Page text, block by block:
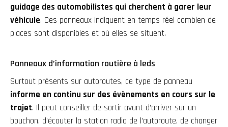
guidage des automobilistes qui cherchent à garer leur
véhicule. Ces panneaux indiquent en temps réel combien de
places sont disponibles et où elles se situent.
Panneaux d’information routière à leds
Surtout présents sur autoroutes, ce type de panneau
informe en continu sur des évènements en cours sur le
trajet. Il peut conseiller de sortir avant d’arriver sur un
bouchon, d’écouter la station radio de l’autoroute, de changer